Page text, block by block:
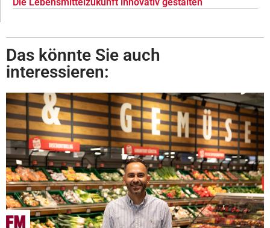
Das könnte Sie auch
interessieren: